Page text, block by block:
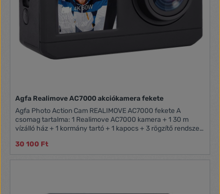
Agfa Realimove AC7000 akciókamera fekete
Agfa Photo Action Cam REALIMOVE AC7000 fekete A
csomag tartalma: 1 Realimove AC7000 kamera + 1 30 m
vízálló ház + 1 kormány tartó + 1 kapocs + 3 rögzítő rendszer
Kettős képernyős WIFI sportkamera: 2 "képernyő + 1,3" Elülső
képernyő 8MP CMOS érzékelő: 2,7K maximális
30 100 Ft